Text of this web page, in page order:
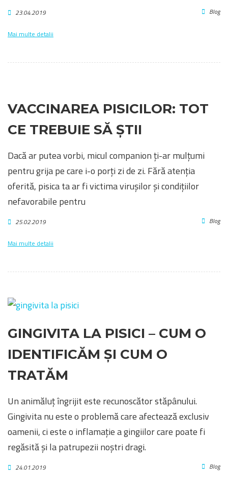
23.04.2019 Blog
Mai multe detalii
VACCINAREA PISICILOR: TOT
CE TREBUIE SĂ ȘTII
Dacă ar putea vorbi, micul companion ți-ar mulțumi
pentru grija pe care i-o porți zi de zi. Fără atenția
oferită, pisica ta ar fi victima virușilor și condițiilor
nefavorabile pentru
25.02.2019 Blog
Mai multe detalii
GINGIVITA LA PISICI – CUM O
IDENTIFICĂM ȘI CUM O
TRATĂM
Un animăluț îngrijit este recunoscător stăpânului.
Gingivita nu este o problemă care afectează exclusiv
oamenii, ci este o inflamație a gingiilor care poate fi
regăsită și la patrupezii noștri dragi.
24.01.2019 Blog